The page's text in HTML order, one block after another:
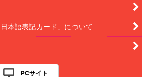
本語表記カード」について
PCサイト